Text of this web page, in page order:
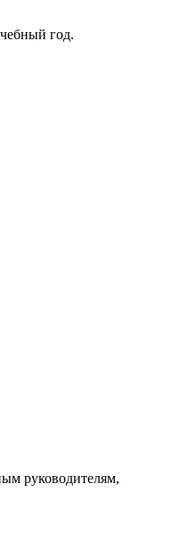
год.
руководителям,